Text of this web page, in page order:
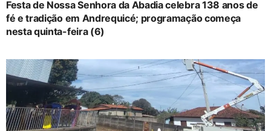
Festa de Nossa Senhora da Abadia celebra 138 anos de
fé e tradição em Andrequicé; programação começa
nesta quinta-feira (6)